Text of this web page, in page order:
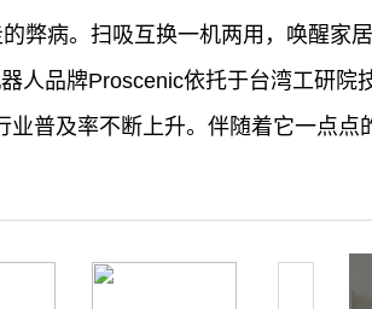
弊病。扫吸互换一机两用，唤醒家居
人品牌Proscenic依托于台湾工研院
普及率不断上升。伴随着它一点点